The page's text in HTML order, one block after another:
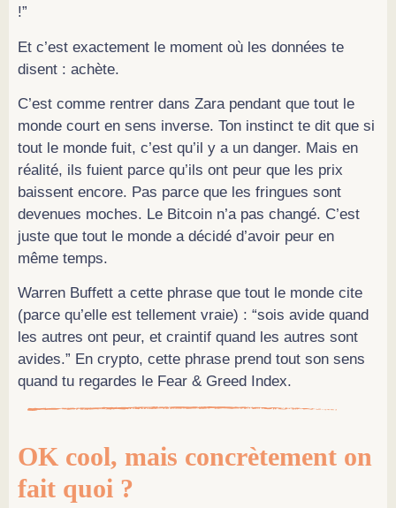
!”
Et c’est exactement le moment où les données te
disent : achète.
C’est comme rentrer dans Zara pendant que tout le
monde court en sens inverse. Ton instinct te dit que si
tout le monde fuit, c’est qu’il y a un danger. Mais en
réalité, ils fuient parce qu’ils ont peur que les prix
baissent encore. Pas parce que les fringues sont
devenues moches. Le Bitcoin n’a pas changé. C’est
juste que tout le monde a décidé d’avoir peur en
même temps.
Warren Buffett a cette phrase que tout le monde cite
(parce qu’elle est tellement vraie) : “sois avide quand
les autres ont peur, et craintif quand les autres sont
avides.” En crypto, cette phrase prend tout son sens
quand tu regardes le Fear & Greed Index.
OK cool, mais concrètement on
fait quoi ?